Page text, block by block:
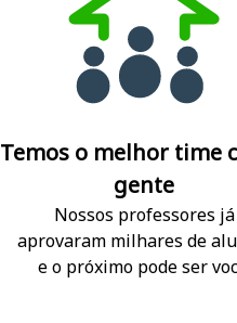
Temos o melhor time
gente
Nossos professores já
aprovaram milhares de
e o próximo pode ser